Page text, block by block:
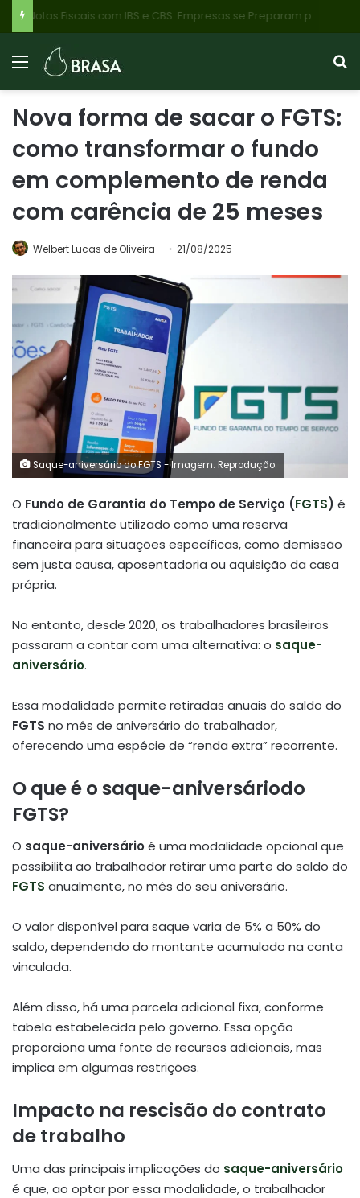
Matula Film Festival: Cinema, Gastronomia e Economia Criativa Transformam o Mercado Central de BH em Palco Cultural
Nova forma de sacar o FGTS:
como transformar o fundo
em complemento de renda
com carência de 25 meses
Welbert Lucas de Oliveira 21/08/2025
Saque-aniversário do FGTS - Imagem: Reprodução.
O Fundo de Garantia do Tempo de Serviço (FGTS) é
tradicionalmente utilizado como uma reserva
financeira para situações específicas, como demissão
sem justa causa, aposentadoria ou aquisição da casa
própria.
No entanto, desde 2020, os trabalhadores brasileiros
passaram a contar com uma alternativa: o saque-
aniversário.
Essa modalidade permite retiradas anuais do saldo do
FGTS no mês de aniversário do trabalhador,
oferecendo uma espécie de “renda extra” recorrente.
O que é o saque-aniversáriodo
FGTS?
O saque-aniversário é uma modalidade opcional que
possibilita ao trabalhador retirar uma parte do saldo do
FGTS anualmente, no mês do seu aniversário.
O valor disponível para saque varia de 5% a 50% do
saldo, dependendo do montante acumulado na conta
vinculada.
Além disso, há uma parcela adicional fixa, conforme
tabela estabelecida pelo governo. Essa opção
proporciona uma fonte de recursos adicionais, mas
implica em algumas restrições.
Impacto na rescisão do contrato
de trabalho
Uma das principais implicações do saque-aniversário
é que, ao optar por essa modalidade, o trabalhador